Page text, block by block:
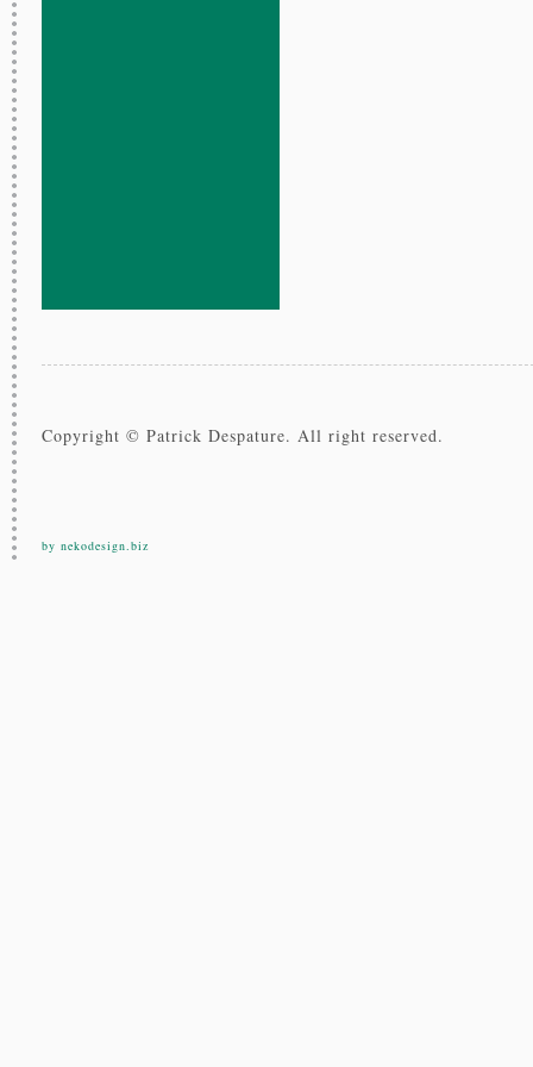
Copyright © Patrick Despature. All right reserved.
by nekodesign.biz